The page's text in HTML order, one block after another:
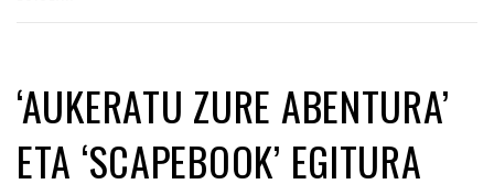
‘AUKERATU ZURE ABENTURA’
ETA ‘SCAPEBOOK’ EGITURA